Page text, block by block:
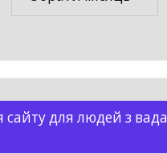
сайту для людей з